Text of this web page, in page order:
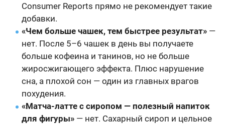
Consumer Reports прямо не рекомендует такие
добавки.
«Чем больше чашек, тем быстрее результат» —
нет. После 5–6 чашек в день вы получаете
больше кофеина и танинов, но не больше
жиросжигающего эффекта. Плюс нарушение
сна, а плохой сон — один из главных врагов
похудения.
«Матча-латте с сиропом — полезный напиток
для фигуры» — нет. Сахарный сироп и цельное